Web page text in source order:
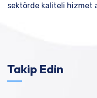
sektörde kaliteli hizmet
Takip Edin